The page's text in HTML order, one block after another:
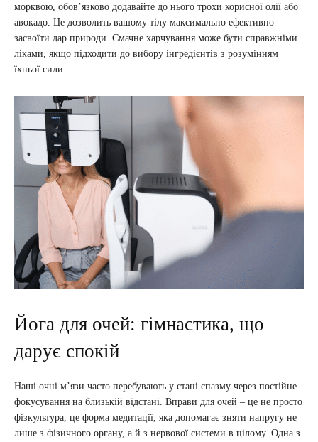
морквою, обов’язково додавайте до нього трохи корисної олії або
авокадо. Це дозволить вашому тілу максимально ефективно
засвоїти дар природи. Смачне харчування може бути справжніми
ліками, якщо підходити до вибору інгредієнтів з розумінням
їхньої сили.
Йога для очей: гімнастика, що
дарує спокій
Наші очні м’язи часто перебувають у стані спазму через постійне
фокусування на близькій відстані. Вправи для очей – це не просто
фізкультура, це форма медитації, яка допомагає зняти напругу не
лише з фізичного органу, а й з нервової системи в цілому. Одна з